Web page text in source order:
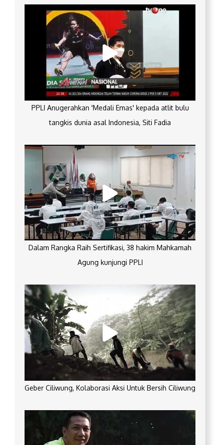
PPLI Anugerahkan 'Medali Emas' kepada atlit bulu
tangkis dunia asal Indonesia, Siti Fadia
Dalam Rangka Raih Sertifikasi, 38 hakim Mahkamah
Agung kunjungi PPLI
Geber Ciliwung, Kolaborasi Aksi Untuk Bersih Ciliwung